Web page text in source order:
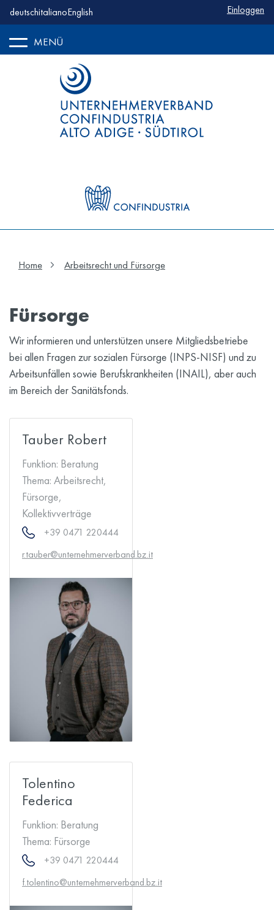
deutschitalianoEnglish Einloggen
MENÜ
Home Arbeitsrecht und Fürsorge
Fürsorge
Wir informieren und unterstützen unsere Mitgliedsbetriebe
bei allen Fragen zur sozialen Fürsorge (INPS-NISF) und zu
Arbeitsunfällen sowie Berufskrankheiten (INAIL), aber auch
im Bereich der Sanitätsfonds.
Tauber Robert
Funktion: Beratung
Thema: Arbeitsrecht,
Fürsorge,
Kollektivverträge
+39 0471 220444
r.tauber@unternehmerverband.bz.it
Tolentino
Federica
Funktion: Beratung
Thema: Fürsorge
+39 0471 220444
f.tolentino@unternehmerverband.bz.it